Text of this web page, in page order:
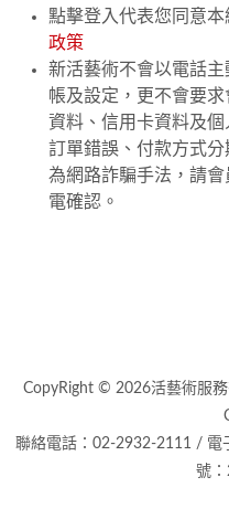
點擊登入代表您同意本
政策
新活藝術不會以電話
帳及設定，更不會要
資料、信用卡資料及
訂單錯誤、付款方式
為網路詐騙手法，請
電確認。
CopyRight © 2026活藝術服
聯絡電話：02-2932-2111 / 電
號